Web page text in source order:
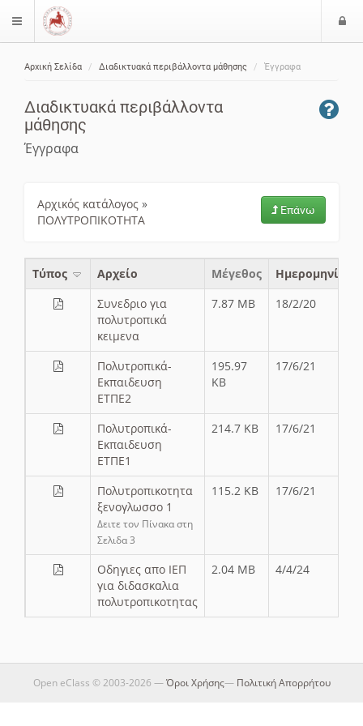
$langMenu
Αρχική Σελίδα Διαδικτυακά περιβάλλοντα μάθησης Έγγραφα
Διαδικτυακά περιβάλλοντα
μάθησης
Έγγραφα
Επάνω
Αρχικός κατάλογος »
ΠΟΛΥΤΡΟΠΙΚΟΤΗΤΑ
Τύπος Aρχείο Μέγεθος
Ημερομηνία
Συνεδριο για
πολυτροπικά
κειμενα
7.87 MB 18/2/20
Πολυτροπικά-
Εκπαιδευση
ΕΤΠΕ2
195.97
KB
17/6/21
Πολυτροπικά-
Εκπαιδευση
ΕΤΠΕ1
214.7 KB 17/6/21
Πολυτροπικοτητα
ξενογλωσσο 1
Δειτε τον Πίνακα στη
Σελιδα 3
115.2 KB 17/6/21
Οδηγιες απο ΙΕΠ
για διδασκαλια
πολυτροπικοτητας
2.04 MB 4/4/24
Open eClass © 2003-2026 —Όροι Χρήσης— Πολιτική Απορρήτου